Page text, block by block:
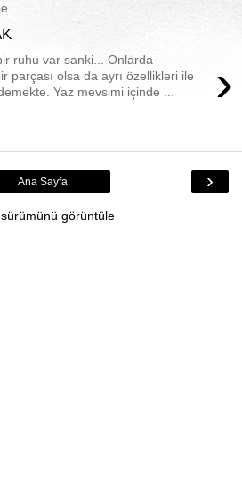
›
ruhu var sanki... Onlarda
parçası olsa da ayrı özellikleri ile
Yaz mevsimi içinde ...
›
Ana Sayfa
görüntüle